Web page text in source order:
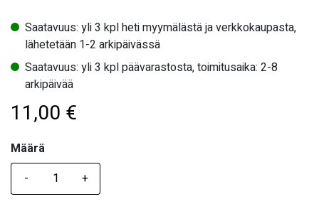
Saatavuus: yli 3 kpl heti myymälästä ja verkkokaupasta,
lähetetään 1-2 arkipäivässä
Saatavuus: yli 3 kpl päävarastosta, toimitusaika: 2-8
arkipäivää
11,00 €
Määrä
Määrä